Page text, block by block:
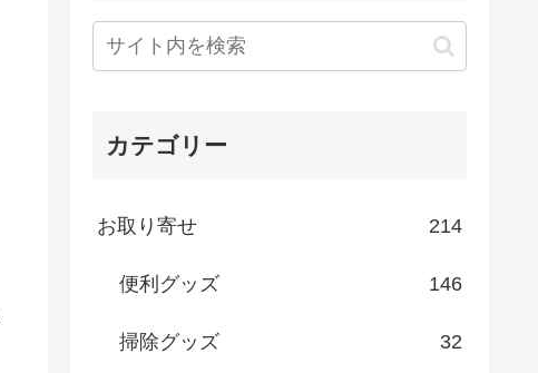
カテゴリー
お取り寄せ 214
便利グッズ 146
掃除グッズ 32